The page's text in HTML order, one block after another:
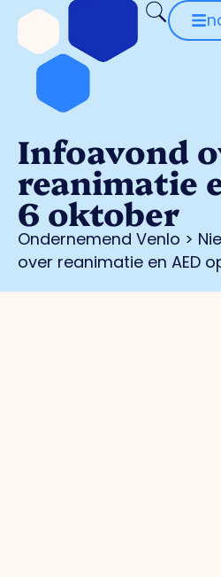
Infoavond
reanimatie
6 oktober
Ondernemend Venlo >
over reanimatie en AED